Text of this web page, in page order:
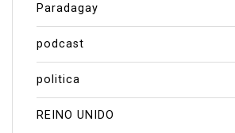
Paradagay
podcast
politica
REINO UNIDO